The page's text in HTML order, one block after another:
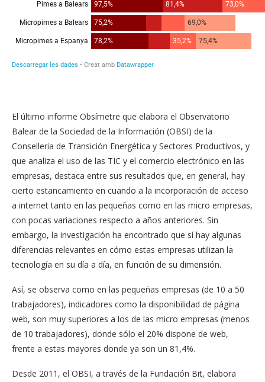
El último informe Obsímetre que elabora el Observatorio
Balear de la Sociedad de la Información (OBSI) de la
Conselleria de Transición Energética y Sectores Productivos, y
que analiza el uso de las TIC y el comercio electrónico en las
empresas, destaca entre sus resultados que, en general, hay
cierto estancamiento en cuando a la incorporación de acceso
a internet tanto en las pequeñas como en las micro empresas,
con pocas variaciones respecto a años anteriores. Sin
embargo, la investigación ha encontrado que sí hay algunas
diferencias relevantes en cómo estas empresas utilizan la
tecnología en su día a día, en función de su dimensión.
Así, se observa como en las pequeñas empresas (de 10 a 50
trabajadores), indicadores como la disponibilidad de página
web, son muy superiores a los de las micro empresas (menos
de 10 trabajadores), donde sólo el 20% dispone de web,
frente a estas mayores donde ya son un 81,4%.
Desde 2011, el OBSI, a través de la Fundación Bit, elabora